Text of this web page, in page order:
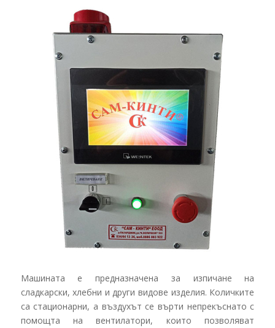
Машината е предназначена за изпичане на
сладкарски, хлебни и други видове изделия. Количките
са стационарни, а въздухът се върти непрекъснато с
помощта на вентилатори, които позволяват